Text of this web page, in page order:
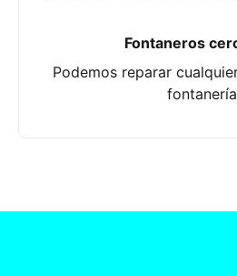
Fontaneros
Podemos reparar